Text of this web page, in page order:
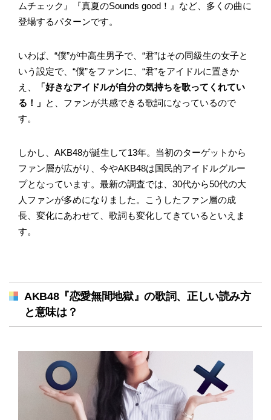
ムチェック』『真夏のSounds good！』など、多くの曲に
登場するパターンです。
いわば、“僕”が中高生男子で、“君”はその同級生の女子と
いう設定で、“僕”をファンに、“君”をアイドルに置きか
え、
「好きなアイドルが自分の気持ちを歌ってくれてい
る！」 と、ファンが共感できる歌詞になっているので
す。
しかし、AKB48が誕生して13年。当初のターゲットから
ファン層が広がり、今やAKB48は国民的アイドルグルー
プとなっています。最新の調査では、30代から50代の大
人ファンが多めになりました。こうしたファン層の成
長、変化にあわせて、歌詞も変化してきているといえま
す。
AKB48『恋愛無間地獄』の歌詞、正しい読み方
と意味は？